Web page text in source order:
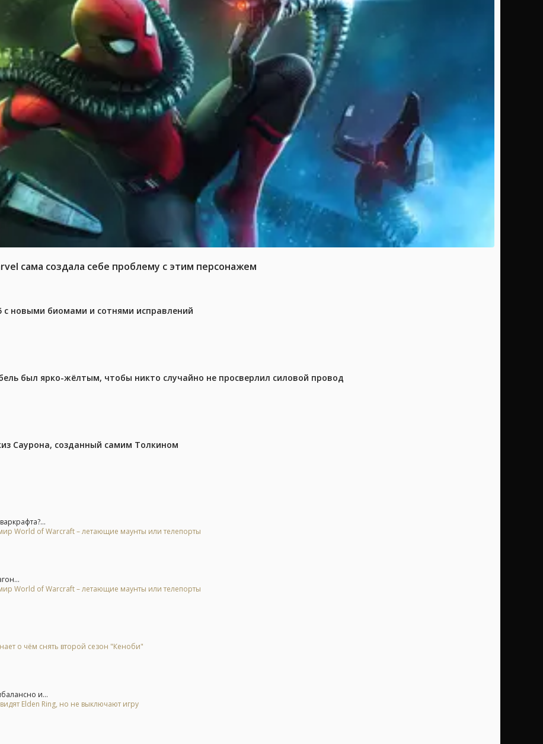
сама создала себе проблему с этим персонажем
новыми биомами и сотнями исправлений
был ярко-жёлтым, чтобы никто случайно не просверлил силовой провод
Саурона, созданный самим Толкином
World of Warcraft – летающие маунты или телепорты
World of Warcraft – летающие маунты или телепорты
о чём снять второй сезон "Кеноби"
и...
Elden Ring, но не выключают игру